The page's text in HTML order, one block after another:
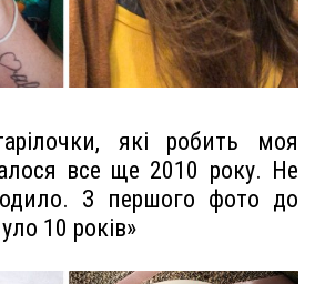
які робить моя
все ще 2010 року. Не
З першого фото до
10 років»